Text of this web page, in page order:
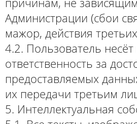
Администрации (сбои
мажор, действия
4.2. Пользователь
ответственность за
предоставляемых
их передачи третьим
5. Интеллектуальная